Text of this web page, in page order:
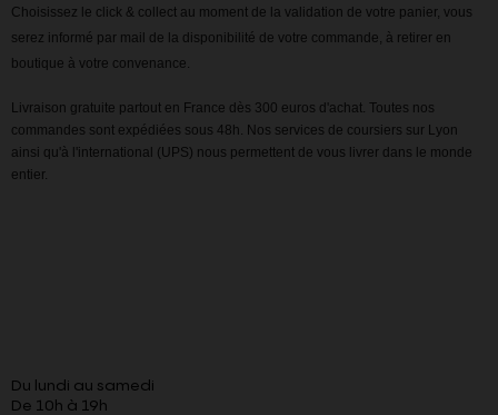
Choisissez le click & collect au moment de la validation de votre panier, vous
serez informé par mail de la disponibilité de votre commande, à retirer en
boutique à votre convenance.
Livraison gratuite partout en France dès 300 euros d'achat. Toutes nos
commandes sont expédiées sous 48h. Nos services de coursiers sur Lyon
ainsi qu'à l'international (UPS) nous permettent de vous livrer dans le monde
entier.
Du lundi au samedi
De 10h à 19h